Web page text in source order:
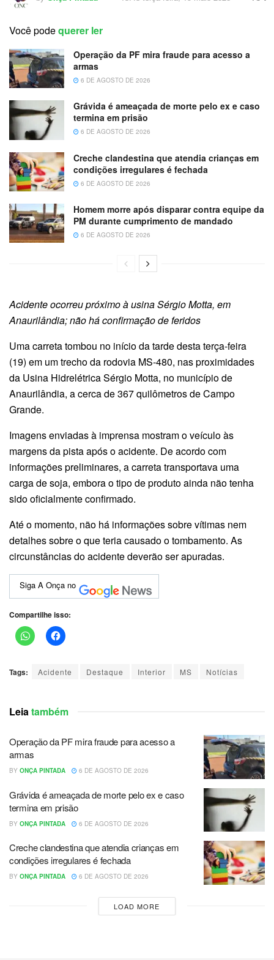
Você podequerer ler
Operação da PF mira fraude para acesso a
armas
6 DE AGOSTO DE 2026
Grávida é ameaçada de morte pelo ex e caso
termina em prisão
6 DE AGOSTO DE 2026
Creche clandestina que atendia crianças em
condições irregulares é fechada
6 DE AGOSTO DE 2026
Homem morre após disparar contra equipe da
PM durante cumprimento de mandado
6 DE AGOSTO DE 2026
Acidente ocorreu próximo à usina Sérgio Motta, em
Anaurilândia; não há confirmação de feridos
Uma carreta tombou no início da tarde desta terça-feira
(19) em um trecho da rodovia MS-480, nas proximidades
da Usina Hidrelétrica Sérgio Motta, no município de
Anaurilândia, a cerca de 367 quilômetros de Campo
Grande.
Imagens enviadas à imprensa mostram o veículo às
margens da pista após o acidente. De acordo com
informações preliminares, a carreta transportava uma
carga de soja, embora o tipo de produto ainda não tenha
sido oficialmente confirmado.
Até o momento, não há informações sobre vítimas nem
detalhes sobre o que teria causado o tombamento. As
circunstâncias do acidente deverão ser apuradas.
Siga A Onça no
Compartilhe isso:
Tags: Acidente Destaque Interior MS Notícias
Leiatambém
Operação da PF mira fraude para acesso a
armas
BY ONÇA PINTADA 6 DE AGOSTO DE 2026
Grávida é ameaçada de morte pelo ex e caso
termina em prisão
BY ONÇA PINTADA 6 DE AGOSTO DE 2026
Creche clandestina que atendia crianças em
condições irregulares é fechada
BY ONÇA PINTADA 6 DE AGOSTO DE 2026
LOAD MORE